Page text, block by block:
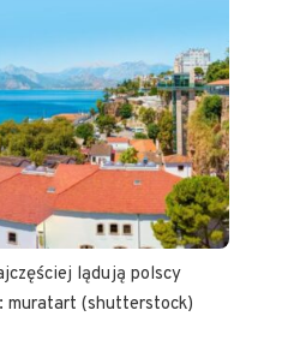
lądują polscy
muratart (shutterstock)